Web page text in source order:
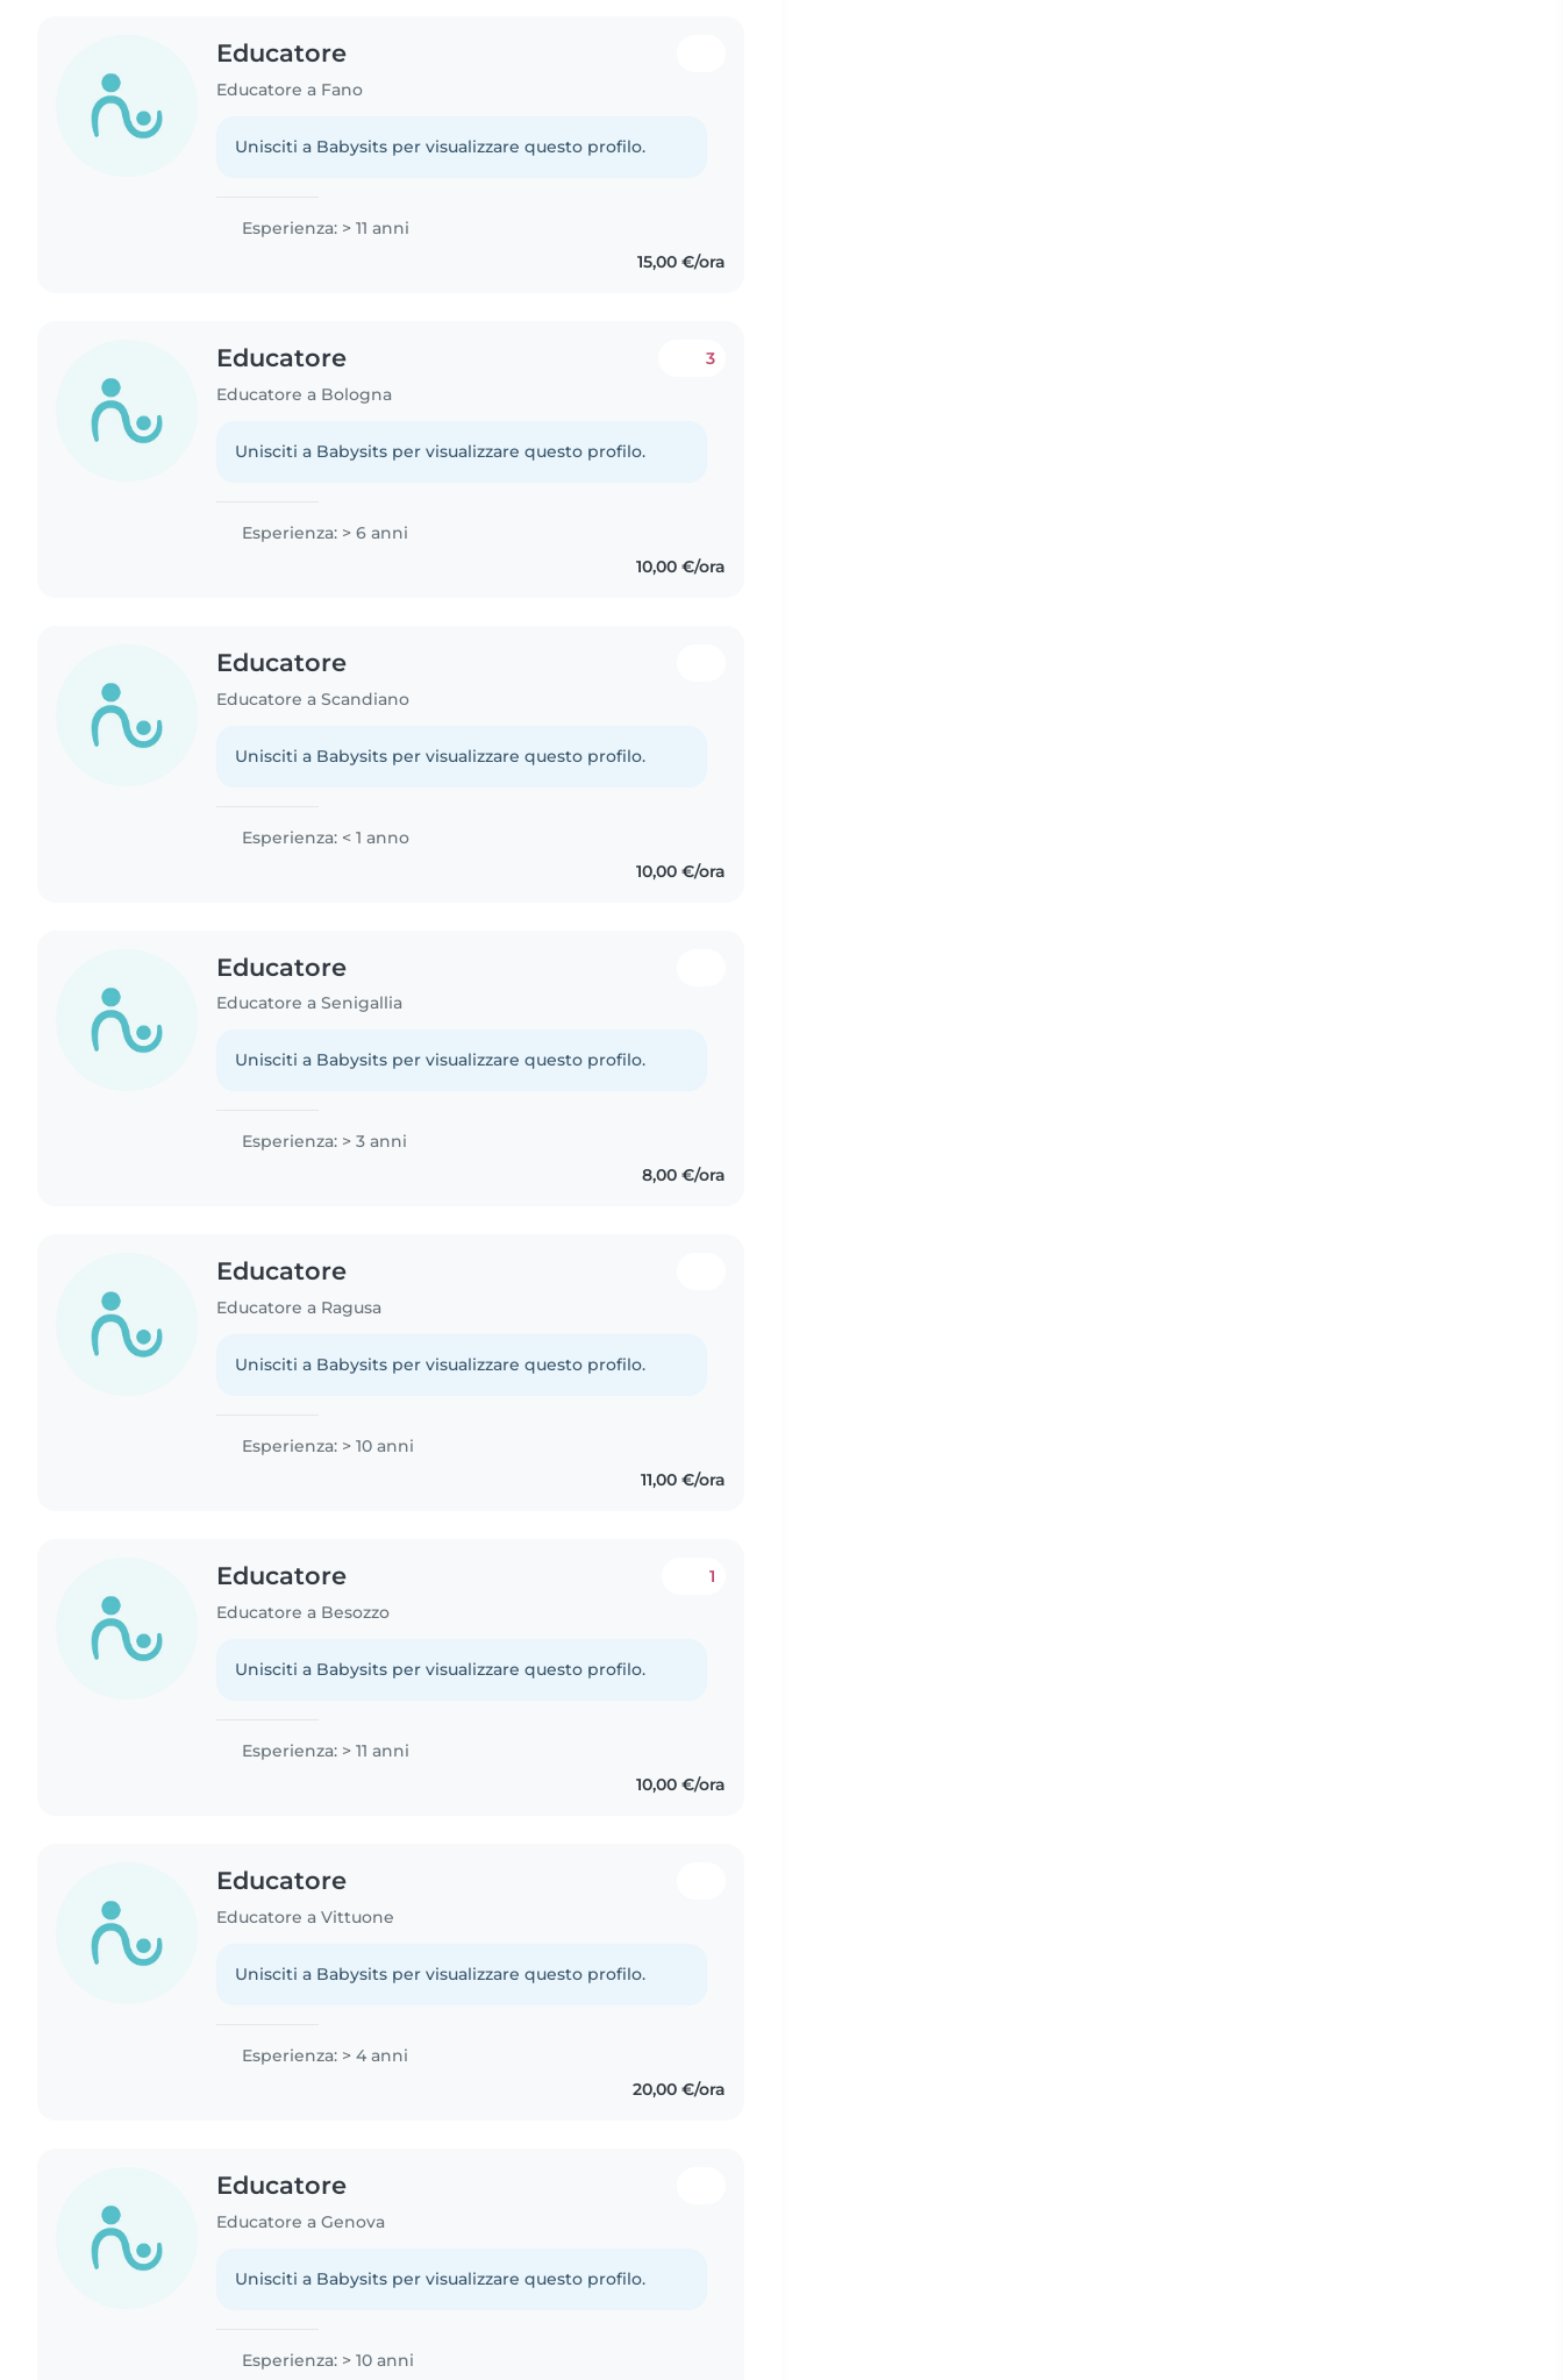
Educatore
Educatore a Fano
Unisciti a Babysits per visualizzare questo profilo.
Esperienza: > 11 anni
15,00 €/ora
Educatore
Educatore a Bologna
3
Unisciti a Babysits per visualizzare questo profilo.
Esperienza: > 6 anni
10,00 €/ora
Educatore
Educatore a Scandiano
Unisciti a Babysits per visualizzare questo profilo.
Esperienza: < 1 anno
10,00 €/ora
Educatore
Educatore a Senigallia
Unisciti a Babysits per visualizzare questo profilo.
Esperienza: > 3 anni
8,00 €/ora
Educatore
Educatore a Ragusa
Unisciti a Babysits per visualizzare questo profilo.
Esperienza: > 10 anni
11,00 €/ora
Educatore
Educatore a Besozzo
1
Unisciti a Babysits per visualizzare questo profilo.
Esperienza: > 11 anni
10,00 €/ora
Educatore
Educatore a Vittuone
Unisciti a Babysits per visualizzare questo profilo.
Esperienza: > 4 anni
20,00 €/ora
Educatore
Educatore a Genova
Unisciti a Babysits per visualizzare questo profilo.
Esperienza: > 10 anni